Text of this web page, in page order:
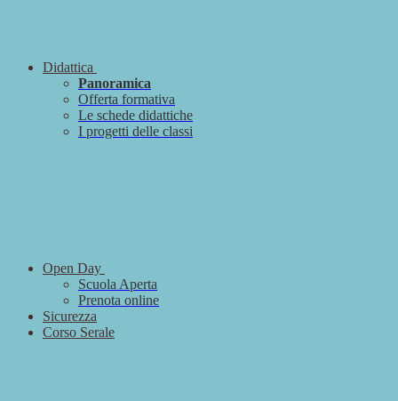
Didattica
Panoramica
Offerta formativa
Le schede didattiche
I progetti delle classi
Open Day
Scuola Aperta
Prenota online
Sicurezza
Corso Serale